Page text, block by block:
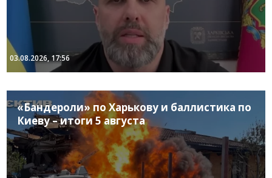
03.08.2026, 17:56
«Бандероли» по Харькову и баллистика по
Киеву – итоги 5 августа